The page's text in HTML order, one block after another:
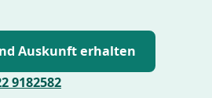
Auskunft erhalten
9182582